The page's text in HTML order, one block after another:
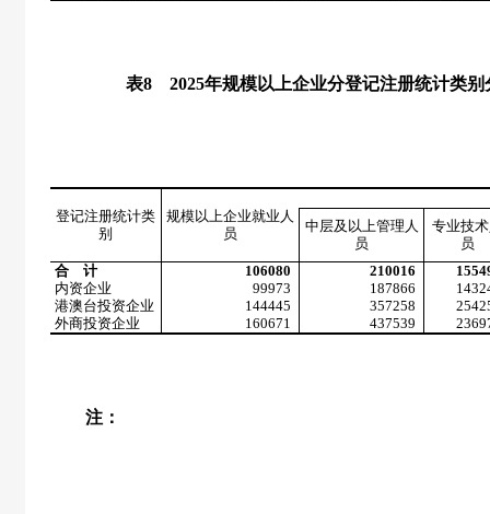
表8 2025年规模以上企业分登记注册统计类
登记注册统计类
别
规模以上企业就业人
员
中层及以上管理人
员
专业技
员
合 计
106080 210016
内资企业
99973 187866
港澳台投资企业
144445 357258
外商投资企业
160671 437539
注：